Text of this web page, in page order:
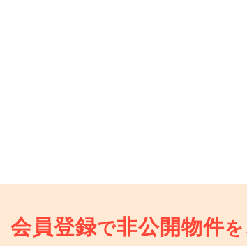
会員登録で非公開物件を